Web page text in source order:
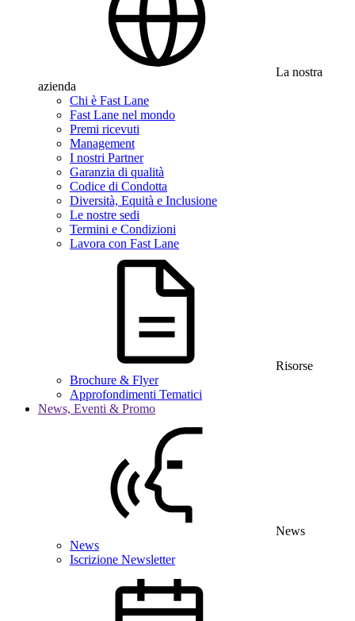
La nostra
azienda
Chi è Fast Lane
Fast Lane nel mondo
Premi ricevuti
Management
I nostri Partner
Garanzia di qualità
Codice di Condotta
Diversità, Equità e Inclusione
Le nostre sedi
Termini e Condizioni
Lavora con Fast Lane
Risorse
Brochure & Flyer
Approfondimenti Tematici
News, Eventi & Promo
News
News
Iscrizione Newsletter